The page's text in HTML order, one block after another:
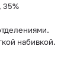
35%
набивкой.